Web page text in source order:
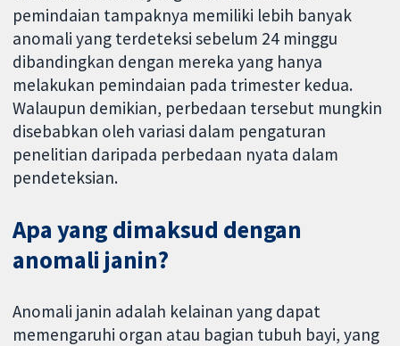
pemindaian tampaknya memiliki lebih banyak
anomali yang terdeteksi sebelum 24 minggu
dibandingkan dengan mereka yang hanya
melakukan pemindaian pada trimester kedua.
Walaupun demikian, perbedaan tersebut mungkin
disebabkan oleh variasi dalam pengaturan
penelitian daripada perbedaan nyata dalam
pendeteksian.
Apa yang dimaksud dengan
anomali janin?
Anomali janin adalah kelainan yang dapat
memengaruhi organ atau bagian tubuh bayi, yang